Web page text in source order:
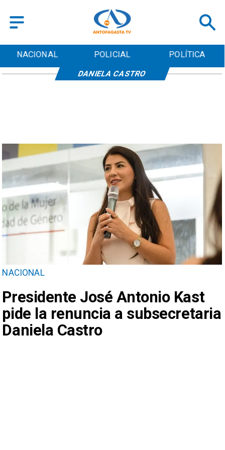
NACIONAL POLICIAL POLÍTICA
NACIONAL
Presidente José Antonio Kast
pide la renuncia a subsecretaria
Daniela Castro
DANIELA CASTRO